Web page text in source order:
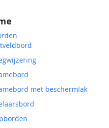
met beschermlak